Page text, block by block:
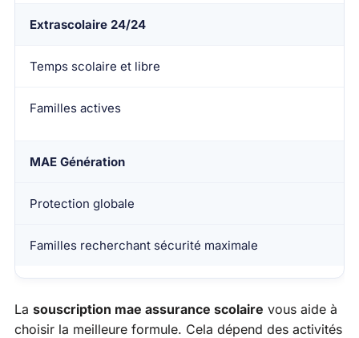
Extrascolaire 24/24
Temps scolaire et libre
Familles actives
MAE Génération
Protection globale
Familles recherchant sécurité maximale
La souscription mae assurance scolaire vous aide à
choisir la meilleure formule. Cela dépend des activités